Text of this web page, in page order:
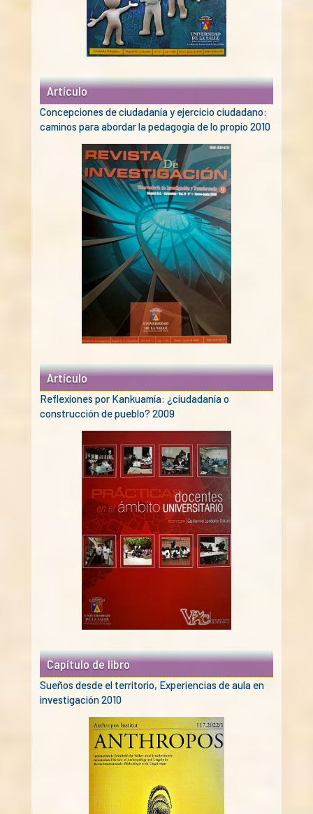
Artículo
Concepciones de ciudadanía y ejercicio ciudadano:
caminos para abordar la pedagogía de lo propio 2010
Artículo
Reflexiones por Kankuamía: ¿ciudadanía o
construcción de pueblo? 2009
Capítulo de libro
Sueños desde el territorio, Experiencias de aula en
investigación 2010